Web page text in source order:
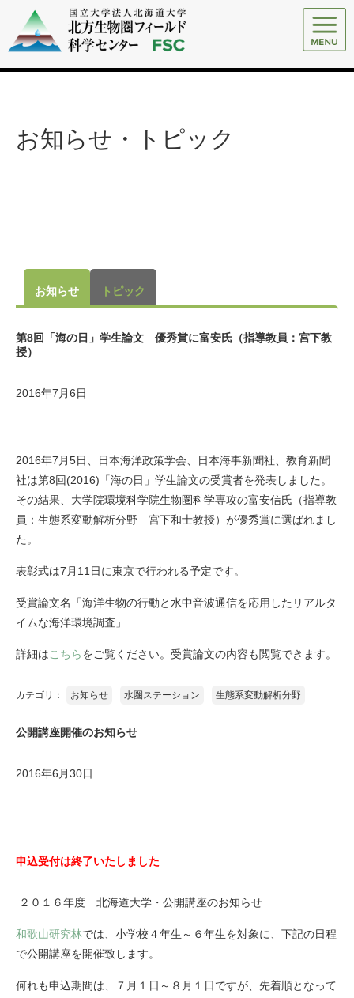
お知らせ・トピック
お知らせ トピック
第8回「海の日」学生論文 優秀賞に富安氏（指導教員：宮下教
授）
2016年7月6日
2016年7月5日、日本海洋政策学会、日本海事新聞社、教育新聞
社は第8回(2016)「海の日」学生論文の受賞者を発表しました。
その結果、大学院環境科学院生物圏科学専攻の富安信氏（指導教
員：生態系変動解析分野 宮下和士教授）が優秀賞に選ばれまし
た。
表彰式は7月11日に東京で行われる予定です。
受賞論文名「海洋生物の行動と水中音波通信を応用したリアルタ
イムな海洋環境調査」
詳細はこちらをご覧ください。受賞論文の内容も閲覧できます。
カテゴリ： お知らせ 水圏ステーション 生態系変動解析分野
公開講座開催のお知らせ
2016年6月30日
申込受付は終了いたしました
２０１６年度 北海道大学・公開講座のお知らせ
和歌山研究林では、小学校４年生～６年生を対象に、下記の日程
で公開講座を開催致します。
何れも申込期間は、７月１日～８月１日ですが、先着順となって